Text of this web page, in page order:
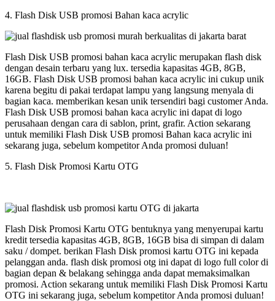
4. Flash Disk USB promosi Bahan kaca acrylic
Flash Disk USB promosi bahan kaca acrylic merupakan flash disk
dengan desain terbaru yang lux. tersedia kapasitas 4GB, 8GB,
16GB. Flash Disk USB promosi bahan kaca acrylic ini cukup unik
karena begitu di pakai terdapat lampu yang langsung menyala di
bagian kaca. memberikan kesan unik tersendiri bagi customer Anda.
Flash Disk USB promosi bahan kaca acrylic ini dapat di logo
perusahaan dengan cara di sablon, print, grafir. Action sekarang
untuk memiliki Flash Disk USB promosi Bahan kaca acrylic ini
sekarang juga, sebelum kompetitor Anda promosi duluan!
5. Flash Disk Promosi Kartu OTG
Flash Disk Promosi Kartu OTG bentuknya yang menyerupai kartu
kredit tersedia kapasitas 4GB, 8GB, 16GB bisa di simpan di dalam
saku / dompet. berikan Flash Disk promosi kartu OTG ini kepada
pelanggan anda. flash disk promosi otg ini dapat di logo full color di
bagian depan & belakang sehingga anda dapat memaksimalkan
promosi. Action sekarang untuk memiliki Flash Disk Promosi Kartu
OTG ini sekarang juga, sebelum kompetitor Anda promosi duluan!